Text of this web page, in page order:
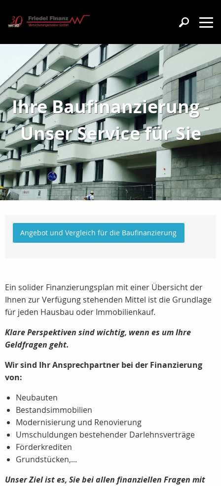
Ihre Baufinanzierung -
Unser Service für Sie
Angebot und Vergleich für die Baufinanzierung
Ein solider Finanzierungsplan mit einer Übersicht der
Ihnen zur Verfügung stehenden Mittel ist die Grundlage
für jeden Hausbau oder Immobilienkauf.
Klare Perspektiven sind wichtig, wenn es um Ihre
Geldfragen geht.
Wir sind Ihr Ansprechpartner bei der Finanzierung
von:
Neubauten
Bestandsimmobilien
Modernisierung und Renovierung
Umschuldungen bestehender Darlehnsverträge
Förderkrediten
Grundstücken,...
Unser Ziel ist es, Sie bei allen finanziellen Fragen mit